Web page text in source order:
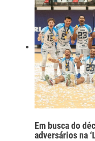
Em busca do
adversários na